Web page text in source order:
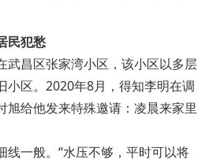
民犯愁
武昌区张家湾小区，该小区以多层
小区。2020年8月，得知李明在调
旭给他发来特殊邀请：凌晨来家里
线一般。“水压不够，平时可以将